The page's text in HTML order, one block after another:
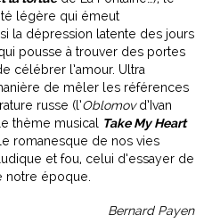
légère qui émeut
la dépression latente des jours
pousse à trouver des portes
célébrer l’amour. Ultra
de mêler les références
russe (l’Oblomovd’Ivan
thème musical Take My Heart
romanesque de nos vies
et fou, celui d’essayer de
notre époque.
Bernard Payen